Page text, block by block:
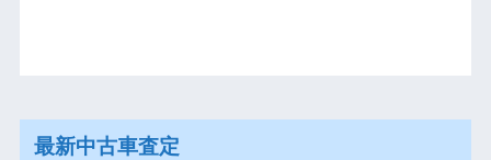
最新中古車査定